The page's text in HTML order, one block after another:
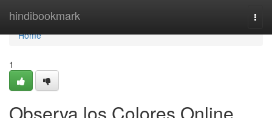
hindibookmark
Home
Home
1